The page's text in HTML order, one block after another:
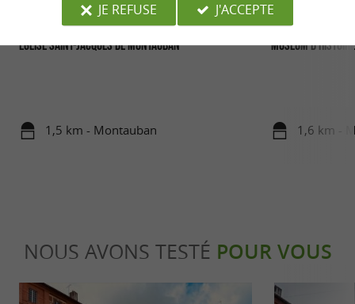
Église Saint-Jacques de Montauban
1,5 km - Montauban
Muséum
1,6 km -
NOUS AVONS TESTÉ POUR VOUS
JE REFUSE
J'ACCEPTE